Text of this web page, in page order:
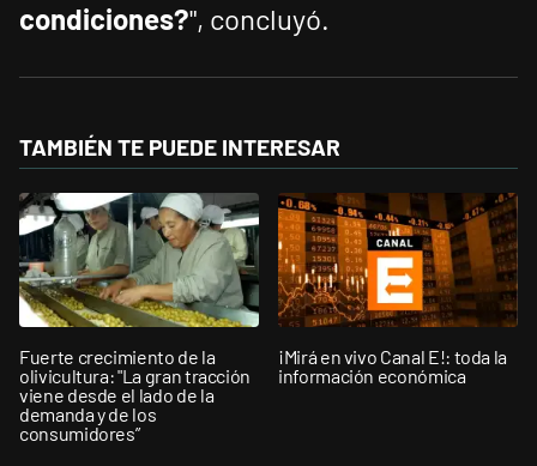
condiciones?", concluyó.
TAMBIÉN TE PUEDE INTERESAR
Fuerte crecimiento de la
olivicultura: "La gran tracción
viene desde el lado de la
demanda y de los
consumidores”
¡Mirá en vivo Canal E!: toda la
información económica